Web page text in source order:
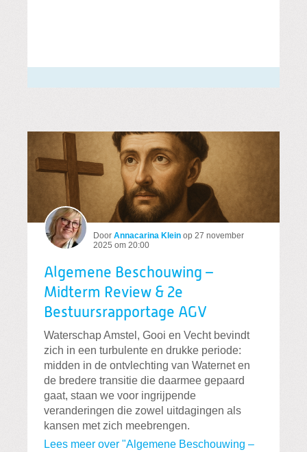
Door Annacarina Klein op 27 november
2025 om 20:00
Algemene Beschouwing –
Midterm Review & 2e
Bestuursrapportage AGV
Waterschap Amstel, Gooi en Vecht bevindt
zich in een turbulente en drukke periode:
midden in de ontvlechting van Waternet en
de bredere transitie die daarmee gepaard
gaat, staan we voor ingrijpende
veranderingen die zowel uitdagingen als
kansen met zich meebrengen.
Lees meer over "Algemene Beschouwing –